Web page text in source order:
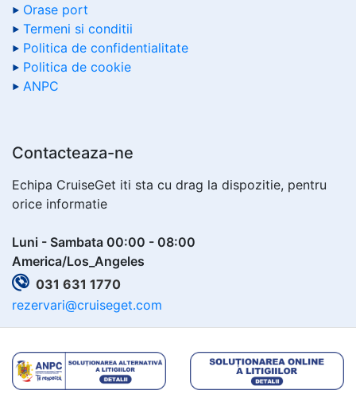
Orase port
Termeni si conditii
Politica de confidentialitate
Politica de cookie
ANPC
Contacteaza-ne
Echipa CruiseGet iti sta cu drag la dispozitie, pentru
orice informatie
Luni - Sambata 00:00 - 08:00
America/Los_Angeles
031 631 1770
rezervari@cruiseget.com